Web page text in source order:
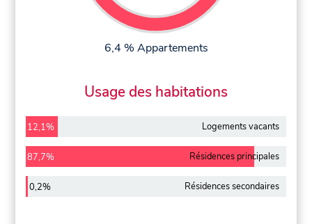
6,4 % Appartements
Usage des habitations
12,1% Logements vacants
87,7% Résidences principales
0,2% Résidences secondaires